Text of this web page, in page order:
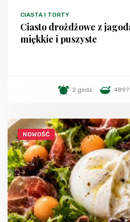
CIASTA I TORTY
Ciasto drożdżowe z
miękkie i puszyste
2 godz. 4897
NOWOŚĆ